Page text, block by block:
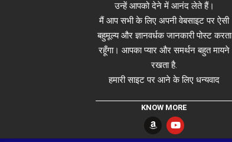
उन्हें आपको देने में आनंद लेते हैं।
मैं आप सभी के लिए अपनी वेबसाइट पर ऐसी
बहुमूल्य और ज्ञानवर्धक जानकारी पोस्ट करता
रहूँगा। आपका प्यार और समर्थन बहुत मायने
रखता है.
हमारी साइट पर आने के लिए धन्यवाद
KNOW MORE